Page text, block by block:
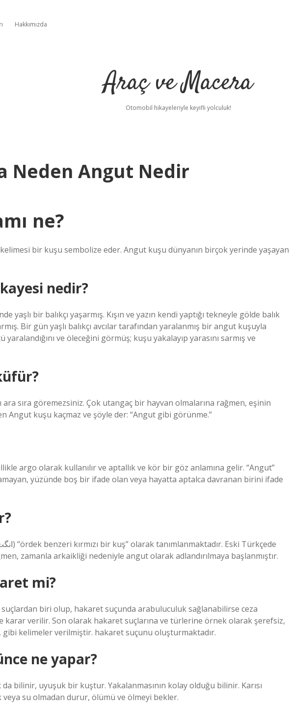
Hakkımızda
Araç ve Macera
Otomobil hikayeleriyle keyifli yolculuk!
Neden Angut Nedir
ne?
kelimesi bir kuşu sembolize eder. Angut kuşu dünyanın birçok yerinde yaşayan
nedir?
yaşlı bir balıkçı yaşarmış. Kışın ve yazın kendi yaptığı tekneyle gölde balık
Bir gün yaşlı balıkçı avcılar tarafından yaralanmış bir angut kuşuyla
ve öleceğini görmüş; kuşu yakalayıp yarasını sarmış ve
sıra göremezsiniz. Çok utangaç bir hayvan olmalarına rağmen, eşinin
Angut kuşu kaçmaz ve şöyle der: “Angut gibi görünme.”
argo olarak kullanılır ve aptallık ve kör bir göz anlamına gelir. “Angut”
yüzünde boş bir ifade olan veya hayatta aptalca davranan birini ifade
zamanla arkaikliği nedeniyle angut olarak adlandırılmaya başlanmıştır.
mi?
biri olup, hakaret suçunda arabuluculuk sağlanabilirse ceza
karar verilir. Son olarak hakaret suçlarına ve türlerine örnek olarak şerefsiz,
gibi kelimeler verilmiştir. hakaret suçunu oluşturmaktadır.
ne yapar?
da bilinir, uyuşuk bir kuştur. Yakalanmasının kolay olduğu bilinir. Karısı
veya su olmadan durur, ölümü ve ölmeyi bekler.